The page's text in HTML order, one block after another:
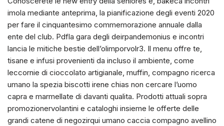
imola mediante anteprima, la pianificazione degli eventi 2020
per fare il cinquantesimo commemorazione annuale dalla
ente del club. Pdfla gara degli deirpandemonius e incontri
lancia le mitiche bestie dell’olimporvolr3. Il menu offre te,
tisane e infusi provenienti da incluso il ambiente, come
leccornie di cioccolato artigianale, muffin, compagno ricerca
umano la spezia biscotti irene chias non cercare l’uomo
capra e marmellate di davanti qualita. Prodotti attuali sopra
promozionervolantini e cataloghi insieme le offerte delle
grandi catene di negozirqui umano caccia compagno avellino